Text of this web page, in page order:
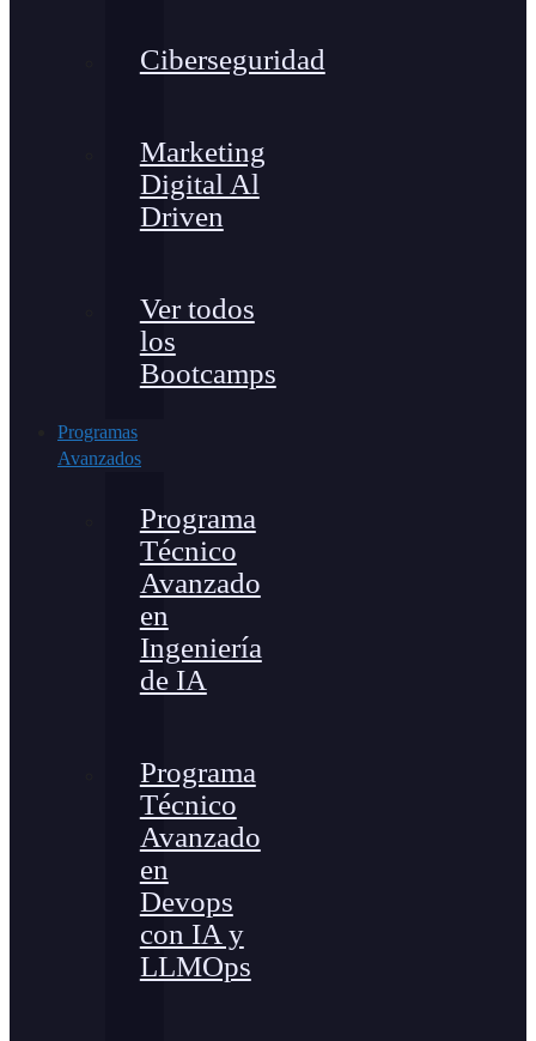
Ciberseguridad
Marketing
Digital Al
Driven
Ver todos
los
Bootcamps
Programas
Avanzados
Programa
Técnico
Avanzado
en
Ingeniería
de IA
Programa
Técnico
Avanzado
en
Devops
con IA y
LLMOps